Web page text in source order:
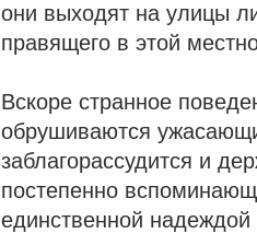
они выходят на улицы
правящего в этой
Вскоре странное
обрушиваются
заблагорассудится и
постепенно
единственной надеждой